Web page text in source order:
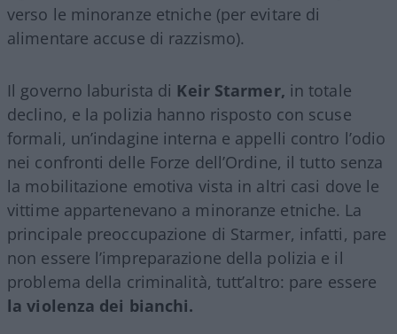
verso le minoranze etniche (per evitare di
alimentare accuse di razzismo).
Il governo laburista di Keir Starmer, in totale
declino, e la polizia hanno risposto con scuse
formali, un’indagine interna e appelli contro l’odio
nei confronti delle Forze dell’Ordine, il tutto senza
la mobilitazione emotiva vista in altri casi dove le
vittime appartenevano a minoranze etniche. La
principale preoccupazione di Starmer, infatti, pare
non essere l’impreparazione della polizia e il
problema della criminalità, tutt’altro: pare essere
la violenza dei bianchi.